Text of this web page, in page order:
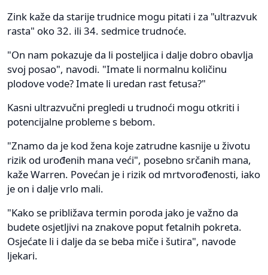
Zink kaže da starije trudnice mogu pitati i za "ultrazvuk
rasta" oko 32. ili 34. sedmice trudnoće.
"On nam pokazuje da li posteljica i dalje dobro obavlja
svoj posao", navodi. "Imate li normalnu količinu
plodove vode? Imate li uredan rast fetusa?"
Kasni ultrazvučni pregledi u trudnoći mogu otkriti i
potencijalne probleme s bebom.
"Znamo da je kod žena koje zatrudne kasnije u životu
rizik od urođenih mana veći", posebno srčanih mana,
kaže Warren. Povećan je i rizik od mrtvorođenosti, iako
je on i dalje vrlo mali.
"Kako se približava termin poroda jako je važno da
budete osjetljivi na znakove poput fetalnih pokreta.
Osjećate li i dalje da se beba miče i šutira", navode
ljekari.